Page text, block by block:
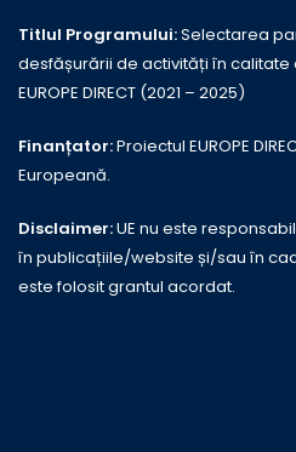
Titlul Programului:Selectarea
desfășurării de activități în
EUROPE DIRECT (2021 – 2025)
Finanțator:Proiectul EUROPE
Europeană.
Disclaimer:UE nu este
în publicațiile/website și/sau în
este folosit grantul acordat.